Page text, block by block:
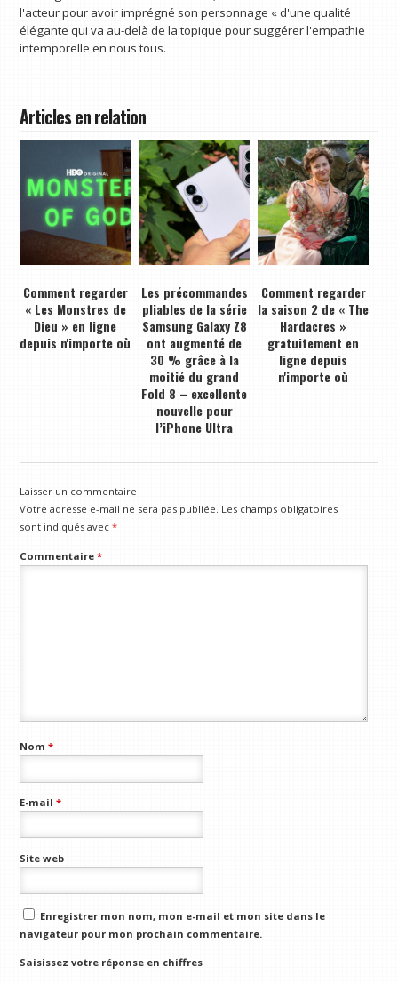
l'acteur pour avoir imprégné son personnage « d'une qualité
élégante qui va au-delà de la topique pour suggérer l'empathie
intemporelle en nous tous.
Articles en relation
Comment regarder
« Les Monstres de
Dieu » en ligne
depuis n'importe où
Les précommandes
pliables de la série
Samsung Galaxy Z8
ont augmenté de
30 % grâce à la
moitié du grand
Fold 8 – excellente
nouvelle pour
l’iPhone Ultra
Comment regarder
la saison 2 de « The
Hardacres »
gratuitement en
ligne depuis
n'importe où
Laisser un commentaire
Votre adresse e-mail ne sera pas publiée. Les champs obligatoires
sont indiqués avec*
Commentaire*
Nom*
E-mail*
Site web
Enregistrer mon nom, mon e-mail et mon site dans le
navigateur pour mon prochain commentaire.
Saisissez votre réponse en chiffres